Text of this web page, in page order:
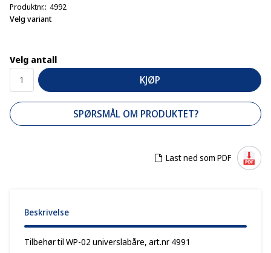
Produktnr. 4992
Velg variant
Velg antall
KJØP
SPØRSMÅL OM PRODUKTET?
Last ned som PDF
Beskrivelse
Tilbehør til WP-02 universlabåre, art.nr 4991